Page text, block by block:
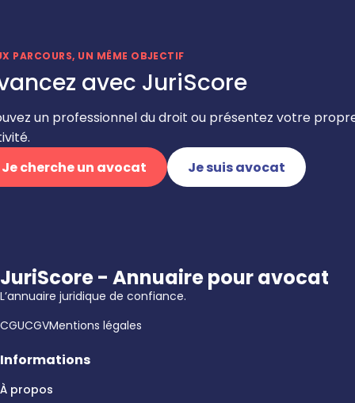
PARCOURS, UN MÊME OBJECTIF
avec JuriScore
un professionnel du droit ou présentez votre
Je cherche un avocat
Je suis avocat
JuriScore - Annuaire pour avocat
L’annuaire juridique de confiance.
CGUCGVMentions légales
Informations
À propos